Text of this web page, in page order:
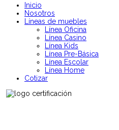
Inicio
Nosotros
Líneas de muebles
Línea Oficina
Línea Casino
Línea Kids
Línea Pre-Básica
Línea Escolar
Línea Home
Cotizar